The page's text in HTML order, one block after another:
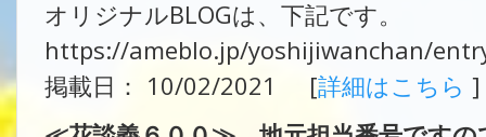
オリジナルBLOGは、下記です。
https://ameblo.jp/yoshijiwanchan/
掲載日： 10/02/2021 [詳細はこちら ]